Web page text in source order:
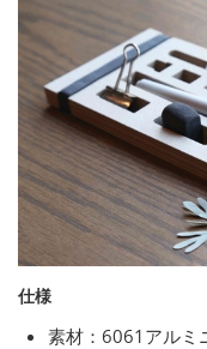
仕様
素材：6061アル